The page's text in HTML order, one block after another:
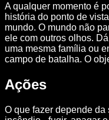
A qualquer momento é
história do ponto de
mundo. O mundo não
ele com outros olhos.
uma mesma família ou
campo de batalha. O
Ações
O que fazer depende